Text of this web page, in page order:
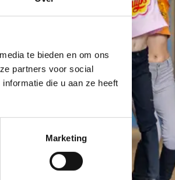
te bieden en om ons
partners voor social
die u aan ze heeft
Marketing